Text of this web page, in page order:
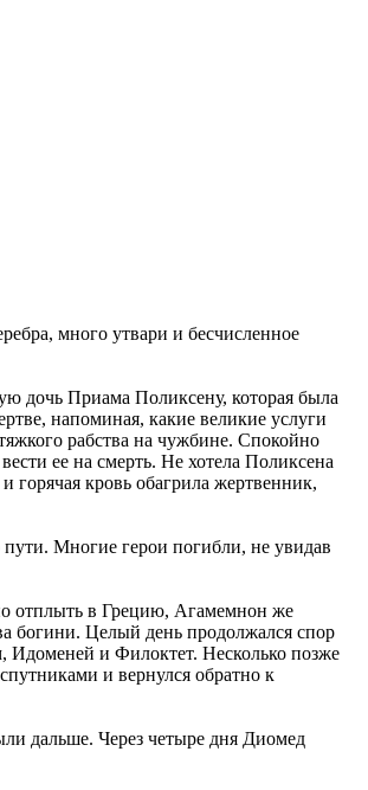
много утвари и бесчисленное
дочь Приама Поликсену, которая была
напоминая, какие великие услуги
рабства на чужбине. Спокойно
ее на смерть. Не хотела Поликсена
кровь обагрила жертвенник,
Многие герои погибли, не увидав
отплыть в Грецию, Агамемнон же
богини. Целый день продолжался спор
Идоменей и Филоктет. Несколько позже
и вернулся обратно к
дальше. Через четыре дня Диомед